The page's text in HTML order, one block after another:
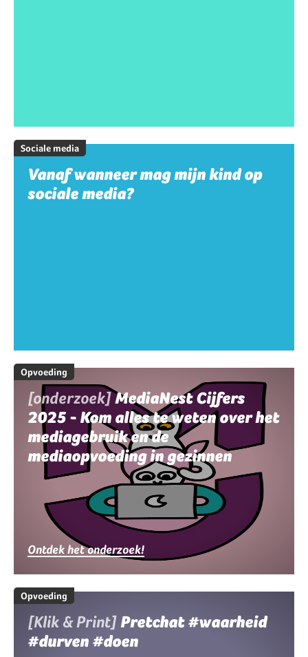
Sociale media
Vanaf wanneer mag mijn kind op
sociale media?
Opvoeding
[onderzoek]MediaNest Cijfers
2025 - Kom alles te weten over het
mediagebruik en de
mediaopvoeding in gezinnen
Ontdek het onderzoek!
Opvoeding
[Klik & Print] Pretchat #waarheid
#durven #doen